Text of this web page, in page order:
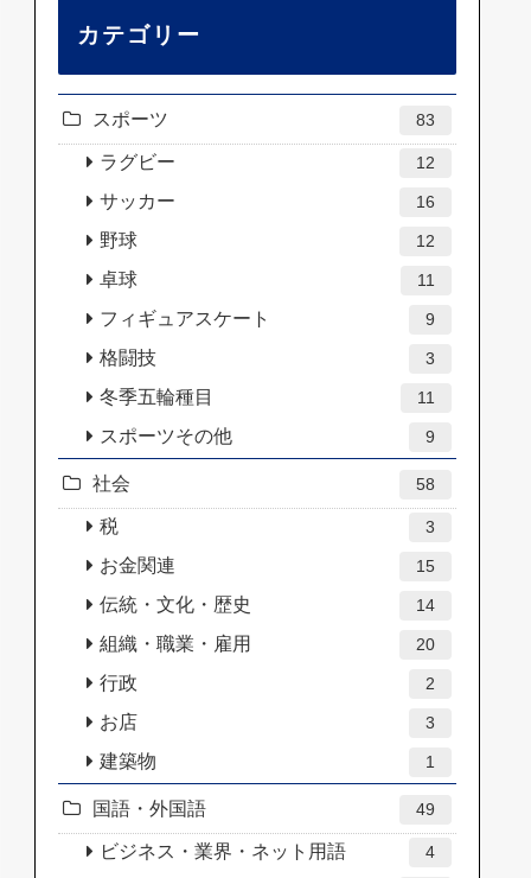
カテゴリー
スポーツ 83
ラグビー 12
サッカー 16
野球 12
卓球 11
フィギュアスケート 9
格闘技 3
冬季五輪種目 11
スポーツその他 9
社会 58
税 3
お金関連 15
伝統・文化・歴史 14
組織・職業・雇用 20
行政 2
お店 3
建築物 1
国語・外国語 49
ビジネス・業界・ネット用語 4